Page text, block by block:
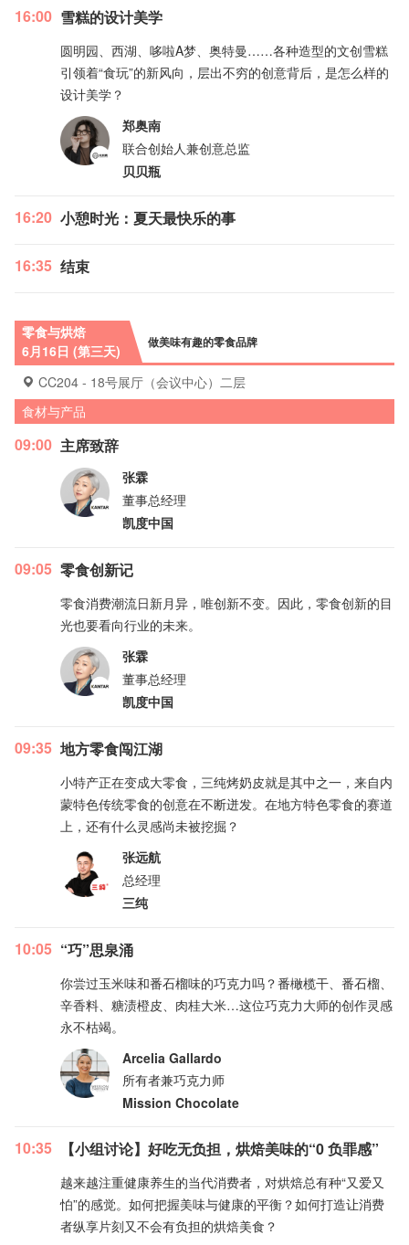
16:00 雪糕的设计美学
圆明园、西湖、哆啦A梦、奥特曼……各种造型的文创雪糕
引领着“食玩”的新风向，层出不穷的创意背后，是怎么样的
设计美学？
郑奥南
联合创始人兼创意总监
贝贝瓶
16:20 小憩时光：夏天最快乐的事
16:35 结束
零食与烘焙
6月16日 (第三天)
做美味有趣的零食品牌
CC204 - 18号展厅（会议中心）二层
食材与产品
09:00 主席致辞
张霖
董事总经理
凯度中国
09:05 零食创新记
零食消费潮流日新月异，唯创新不变。因此，零食创新的目
光也要看向行业的未来。
张霖
董事总经理
凯度中国
09:35 地方零食闯江湖
小特产正在变成大零食，三纯烤奶皮就是其中之一，来自内
蒙特色传统零食的创意在不断迸发。在地方特色零食的赛道
上，还有什么灵感尚未被挖掘？
张远航
总经理
三纯
10:05 “巧”思泉涌
你尝过玉米味和番石榴味的巧克力吗？番橄榄干、番石榴、
辛香料、糖渍橙皮、肉桂大米…这位巧克力大师的创作灵感
永不枯竭。
Arcelia Gallardo
所有者兼巧克力师
Mission Chocolate
10:35 【小组讨论】好吃无负担，烘焙美味的“0 负罪感”
越来越注重健康养生的当代消费者，对烘焙总有种“又爱又
怕”的感觉。如何把握美味与健康的平衡？如何打造让消费
者纵享片刻又不会有负担的烘焙美食？